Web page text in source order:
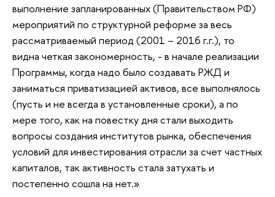
выполнение запланированных (Правительством РФ)
мероприятий по структурной реформе за весь
рассматриваемый период (2001 – 2016 г.г.), то
видна четкая закономерность, - в начале реализации
Программы, когда надо было создавать РЖД и
заниматься приватизацией активов, все выполнялось
(пусть и не всегда в установленные сроки), а по
мере того, как на повестку дня стали выходить
вопросы создания институтов рынка, обеспечения
условий для инвестирования отрасли за счет частных
капиталов, так активность стала затухать и
постепенно сошла на нет.»